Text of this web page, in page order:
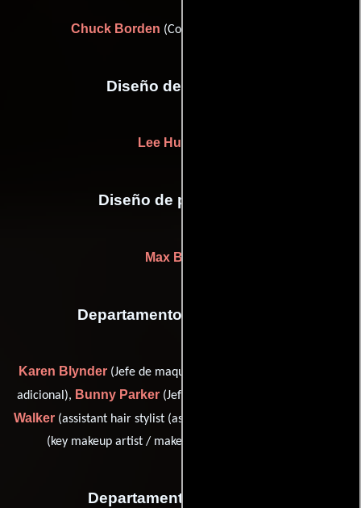
Chuck Borden (Coordinador de dobles)
Diseño de vestuario
Lee Hunsaker
Diseño de producción
Max Biscoe
Departamento de maquillaje
Karen Blynder(Jefe de maquillaje),
adicional), Bunny Parker (Jefe de peluqueros),
Walker (assistant hair stylist (as Lynda Walker)) y
(key makeup artist / makeup artist: Ashley Judd (u))
Departamento de musica